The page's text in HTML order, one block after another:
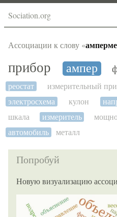
Sociation.org
Ассоциации к слову «
прибор ампер
реостат измерительный
электросхема
кулон
шкала
измеритель
автомобиль
металл
Попробуй
Новую визуализацию